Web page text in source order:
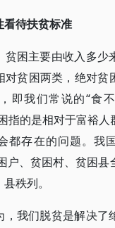
看待扶贫标准
贫困主要由收入多少
对贫困两类，绝对贫
即我们常说的“食
指的是相对于富裕人
都存在的问题。我
户、贫困村、贫困县
秩列。
，我们脱贫是解决了